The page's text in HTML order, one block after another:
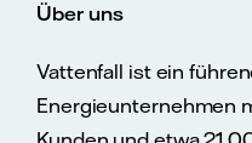
Über uns
Vattenfall ist ein
Energieunternehmen